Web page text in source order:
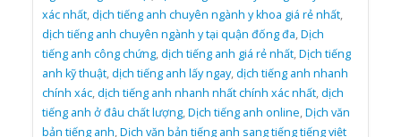
xác nhất,dịch tiếng anh chuyên ngành y khoa giá rẻ nhất,
dịch tiếng anh chuyên ngành y tại quận đống đa,Dịch
tiếng anh công chứng,dịch tiếng anh giá rẻ nhất,Dịch tiếng
anh kỹ thuật,dịch tiếng anh lấy ngay,dịch tiếng anh nhanh
chính xác,dịch tiếng anh nhanh nhất chính xác nhất,dịch
tiếng anh ở đâu chất lượng,Dịch tiếng anh online,Dịch văn
bản tiếng anh,Dịch văn bản tiếng anh sang tiếng tiếng việt